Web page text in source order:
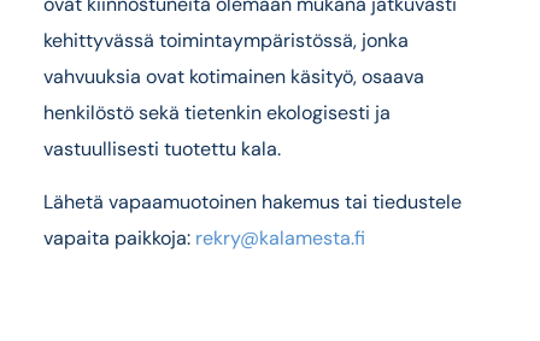
kehittyvässä toimintaympäristössä, jonka
vahvuuksia ovat kotimainen käsityö, osaava
henkilöstö sekä tietenkin ekologisesti ja
vastuullisesti tuotettu kala.
Lähetä vapaamuotoinen hakemus tai tiedustele
vapaita paikkoja: rekry@kalamesta.fi